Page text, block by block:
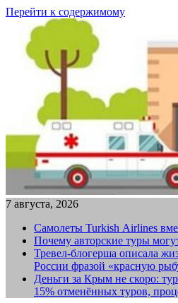
Перейти к содержимому
7 августа, 2026
Самолеты Turkish Airlines
Почему авторские туры
Тревел-блогерша описала
России фразой «красную
Деньги за Крым не скоро:
15% отменённых туров,